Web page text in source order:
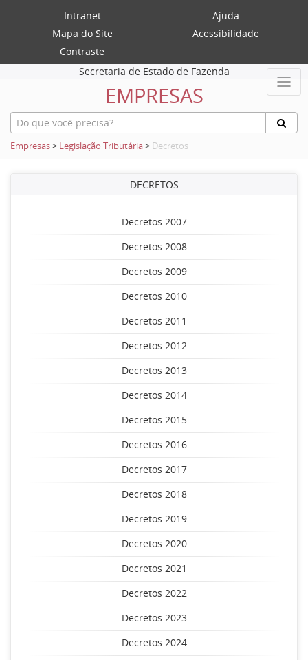
Intranet
Ajuda
Mapa do Site
Acessibilidade
Contraste
Secretaria de Estado de Fazenda
EMPRESAS
Empresas> Legislação Tributária> Decretos
DECRETOS
Decretos 2007
Decretos 2008
Decretos 2009
Decretos 2010
Decretos 2011
Decretos 2012
Decretos 2013
Decretos 2014
Decretos 2015
Decretos 2016
Decretos 2017
Decretos 2018
Decretos 2019
Decretos 2020
Decretos 2021
Decretos 2022
Decretos 2023
Decretos 2024